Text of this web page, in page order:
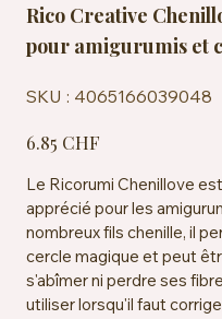
Rico Creative
pour amigurumis et
SKU : 4065166039048
4065166039048
6.85 CHF
Le Ricorumi Chenillove
apprécié pour les
nombreux fils chenille, il
cercle magique et peut
s'abîmer ni perdre ses
utiliser lorsqu'il faut